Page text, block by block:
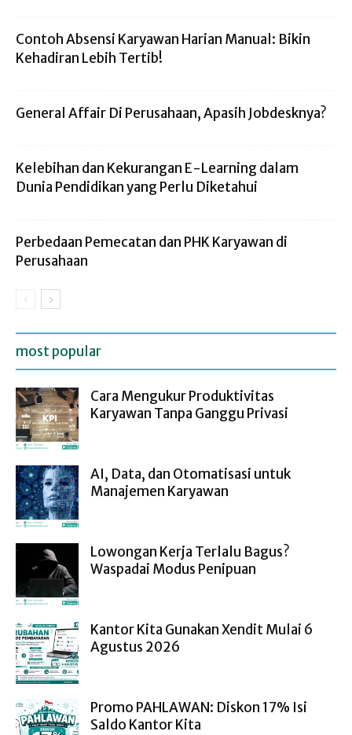
Contoh Absensi Karyawan Harian Manual: Bikin
Kehadiran Lebih Tertib!
General Affair Di Perusahaan, Apasih Jobdesknya?
Kelebihan dan Kekurangan E-Learning dalam
Dunia Pendidikan yang Perlu Diketahui
Perbedaan Pemecatan dan PHK Karyawan di
Perusahaan
most popular
Cara Mengukur Produktivitas
Karyawan Tanpa Ganggu Privasi
AI, Data, dan Otomatisasi untuk
Manajemen Karyawan
Lowongan Kerja Terlalu Bagus?
Waspadai Modus Penipuan
Kantor Kita Gunakan Xendit Mulai 6
Agustus 2026
Promo PAHLAWAN: Diskon 17% Isi
Saldo Kantor Kita